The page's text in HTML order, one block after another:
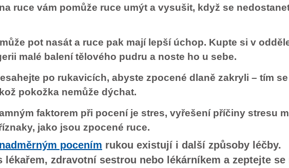
ruce vám pomůže ruce umýt a vysušit, když se
pot nasát a ruce pak mají lepší úchop. Kupte si v
malé balení tělového pudru a noste ho u sebe.
po rukavicích, abyste zpocené dlaně zakryli – tím
pokožka nemůže dýchat.
faktorem při pocení je stres, vyřešení příčiny stresu
jako jsou zpocené ruce.
nadměrným pocením rukou existují i další způsoby léčby.
lékařem, zdravotní sestrou nebo lékárníkem a zeptejte se